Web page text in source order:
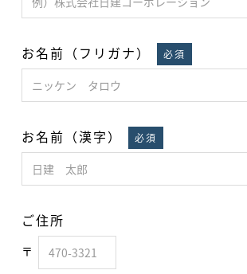
お名前（フリガナ） 必須
お名前（漢字） 必須
ご住所
〒